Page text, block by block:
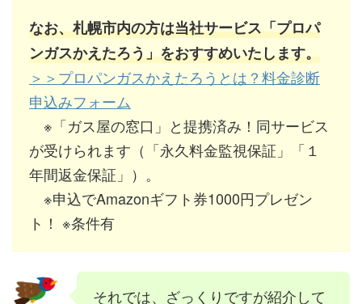
なお、札幌市内の方は当社サービス「プロパ
ンガスかえたろう」をおすすめいたします。
＞＞プロパンガスかえたろうとは？料金診断
申込みフォーム
※「ガス屋の窓口」と提携済み！同サービス
が受けられます（「永久料金監視保証」「１
年間返金保証」）。
※申込でAmazonギフト券1000円プレゼン
ト！ ※条件有
それでは、ざっくりですが紹介して